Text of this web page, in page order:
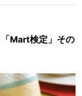
Mart検定」その